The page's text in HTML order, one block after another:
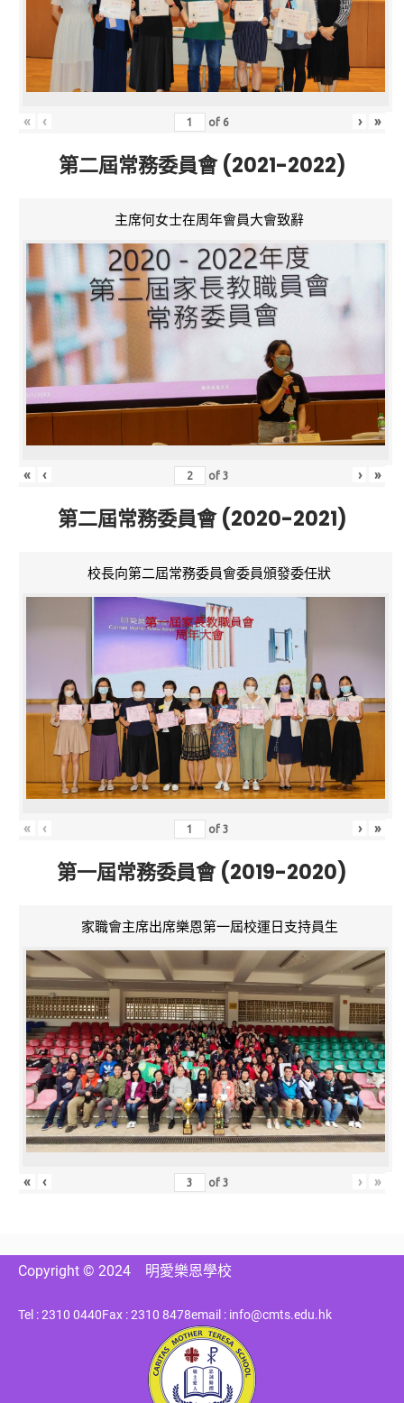
« ‹ of 6 › »
第二屆常務委員會 (2021-2022)
主席何女士在周年會員大會致辭
« ‹ of3 › »
第二屆常務委員會 (2020-2021)
校長向第二屆常務委員會委員頒發委任狀
« ‹ of3 › »
第一屆常務委員會 (2019-2020)
家職會主席出席樂恩第一屆校運日支持員生
« ‹ of3 › »
Copyright © 2024 明愛樂恩學校
Tel : 2310 0440Fax : 2310 8478email : info@cmts.edu.hk